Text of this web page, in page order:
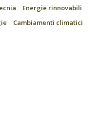
Energie rinnovabili
Cambiamenti climatici